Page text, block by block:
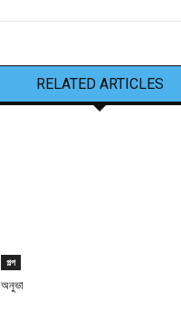
RELATED ARTICLES
গল্প
অনুভা